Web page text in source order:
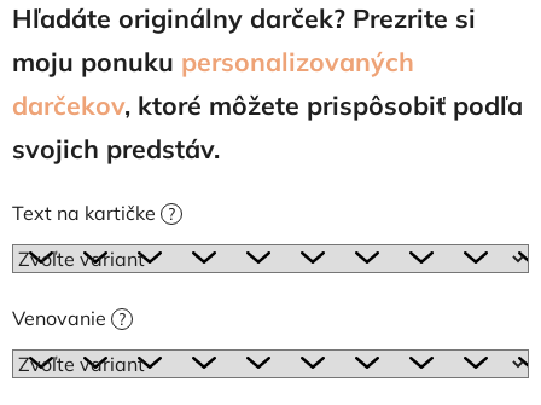
Hľadáte originálny darček? Prezrite si
moju ponuku personalizovaných
darčekov, ktoré môžete prispôsobiť podľa
svojich predstáv.
Text na kartičke ?
Venovanie ?